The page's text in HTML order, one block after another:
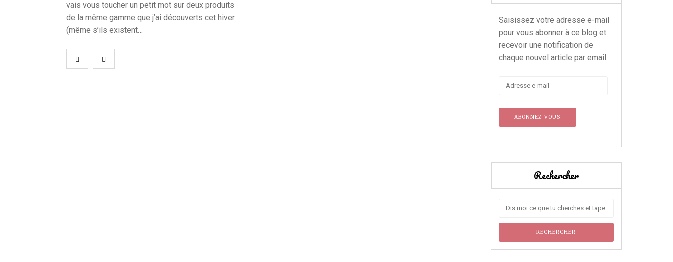
vais vous toucher un petit mot sur deux produits
de la même gamme que j’ai découverts cet hiver
(même s’ils existent…
Saisissez votre adresse e-mail
pour vous abonner à ce blog et
recevoir une notification de
chaque nouvel article par email.
Adresse
mail
Rechercher